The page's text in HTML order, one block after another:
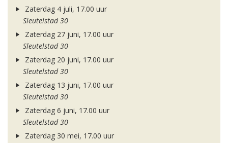
Zaterdag 4 juli, 17.00 uur
Sleutelstad 30
Zaterdag 27 juni, 17.00 uur
Sleutelstad 30
Zaterdag 20 juni, 17.00 uur
Sleutelstad 30
Zaterdag 13 juni, 17.00 uur
Sleutelstad 30
Zaterdag 6 juni, 17.00 uur
Sleutelstad 30
Zaterdag 30 mei, 17.00 uur